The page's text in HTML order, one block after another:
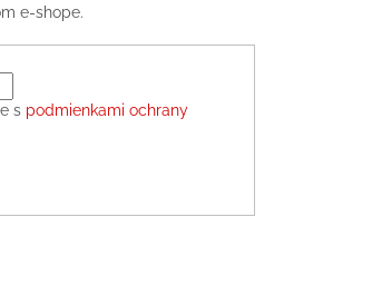
e-shope.
s podmienkami ochrany